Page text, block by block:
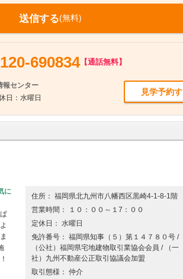
送信する(無料)
690834【通話無料】
報センター
日：水曜日
見学予約
に
住所： 福岡県北九州市八幡西区黒崎4-1-8-1階
営業時間： １０：００～１7：００
定休日： 水曜日
免許番号： 福岡県知事（５）第１４７８０号 /
（公社）福岡県宅地建物取引業協会会員 / （一
社）九州不動産公正取引協議会加盟
取引態様： 仲介